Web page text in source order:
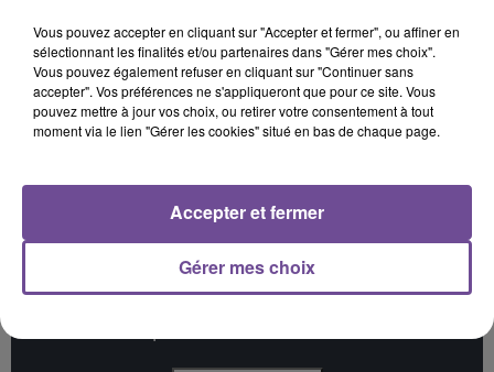
OFENBACH, STARSAILOR
Four To The Floor
CLAUDIO CAPÉO
Riche
MYLES SMITH
Drive Safe
dépôt de cookies que vous avez exprimé. Si vous
Vous pouvez accepter en cliquant sur "Accepter et fermer", ou affiner en
sélectionnant les finalités et/ou partenaires dans "Gérer mes choix".
Vous pouvez également refuser en cliquant sur "Continuer sans
accepter". Vos préférences ne s'appliqueront que pour ce site. Vous
pouvez mettre à jour vos choix, ou retirer votre consentement à tout
moment via le lien "Gérer les cookies" situé en bas de chaque page.
Gérer mes choix
Accepter et fermer